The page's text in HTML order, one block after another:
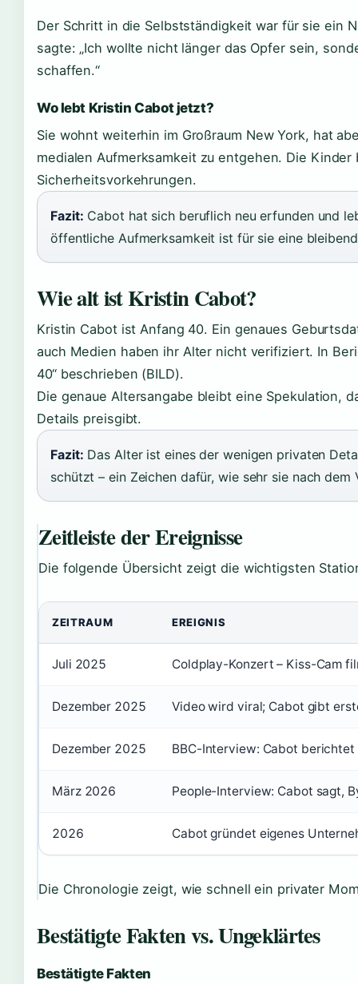
Der Schritt in die Selbstständigkeit war für sie ein
sagte: „Ich wollte nicht länger das Opfer sein,
schaffen.“
Wo lebt Kristin Cabot jetzt?
Sie wohnt weiterhin im Großraum New York, hat
medialen Aufmerksamkeit zu entgehen. Die
Sicherheitsvorkehrungen.
Fazit: Cabot hat sich beruflich neu erfunden und
öffentliche Aufmerksamkeit ist für sie eine
Wie alt ist Kristin Cabot?
Kristin Cabot ist Anfang 40. Ein genaues
auch Medien haben ihr Alter nicht verifiziert. In
40“ beschrieben (BILD).
Die genaue Altersangabe bleibt eine Spekulation,
Details preisgibt.
Fazit: Das Alter ist eines der wenigen privaten
schützt – ein Zeichen dafür, wie sehr sie nach
Zeitleiste der Ereignisse
Die folgende Übersicht zeigt die wichtigsten
ZEITRAUM EREIGNIS
Juli 2025 Coldplay-Konzert – Kiss-Cam
Dezember 2025 Video wird viral; Cabot gibt
Dezember 2025 BBC-Interview: Cabot
März 2026 People-Interview: Cabot sagt,
2026 Cabot gründet eigenes
Die Chronologie zeigt, wie schnell ein privater
Bestätigte Fakten vs. Ungeklärtes
Bestätigte Fakten